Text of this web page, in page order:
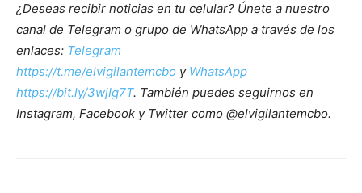
¿Deseas recibir noticias en tu celular? Únete a nuestro
canal de Telegram o grupo de WhatsApp a través de los
enlaces: Telegram
https://t.me/elvigilantemcbo y WhatsApp
https://bit.ly/3wjIg7T. También puedes seguirnos en
Instagram, Facebook y Twitter como @elvigilantemcbo.